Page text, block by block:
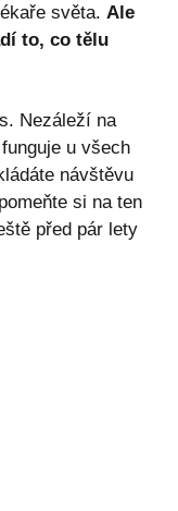
světa. Ale
to, co tělu
Nezáleží na
u všech
návštěvu
si na ten
před pár lety